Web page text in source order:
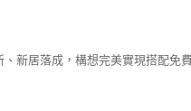
新居落成，構想完美實現搭配免